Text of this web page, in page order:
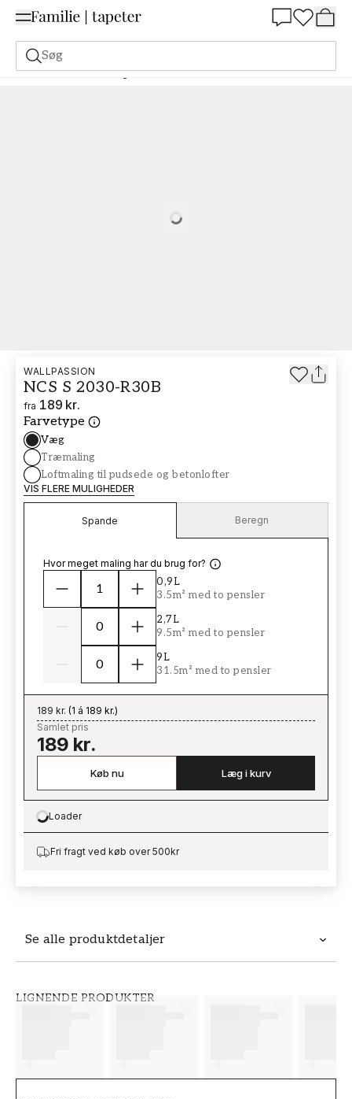
Søg
Malerfarve Bestilling Udfra NCS Bestil efter NCS 2030-R30B
Loading…
Se alle produktdetaljer
LIGNENDE PRODUKTER
WALLPASSION
NCS S 2030-R30B
fra 189 kr.
Farvetype
Væg
Træmaling
Loftmaling til pudsede og betonlofter
VIS FLERE MULIGHEDER
Spande Beregn
Hvor meget maling har du brug for?
0,9L
3.5m² med to pensler
2,7L
9.5m² med to pensler
9L
31.5m² med to pensler
189 kr. (1 á 189 kr.)
Samlet pris
189 kr.
Køb nu Læg i kurv
Loading…
Loader
Fri fragt ved køb over 500kr